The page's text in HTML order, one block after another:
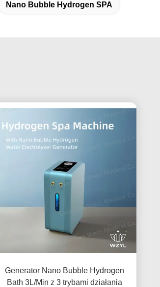
Nano Bubble Hydrogen SPA
Generator Nano Bubble Hydrogen
Bath 3L/Min z 3 trybami działania